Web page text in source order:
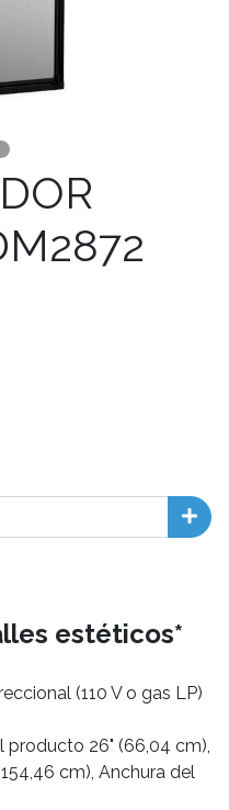
estéticos*
(110 V o gas LP)
producto 26" (66,04 cm),
cm), Anchura del